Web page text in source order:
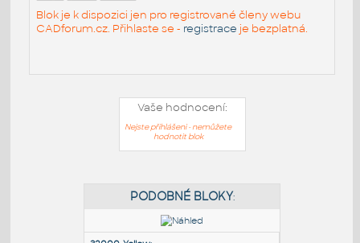
Blok je k dispozici jen pro registrované členy webu
CADforum.cz. Přihlaste se - registrace je bezplatná.
Vaše hodnocení:
Nejste přihlášeni - nemůžete
hodnotit blok